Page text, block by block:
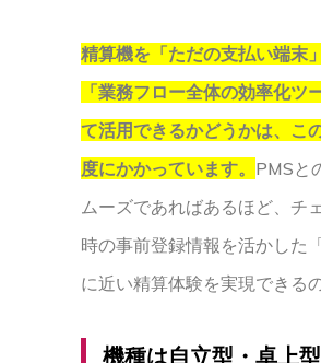
精算機を「ただの支払い端末
「業務フロー全体の効率化ツ
て活用できるかどうかは、こ
度にかかっています。 PMSと
ムーズであればあるほど、チ
時の事前登録情報を活かした
に近い精算体験を実現できる
機種は自立型・卓上